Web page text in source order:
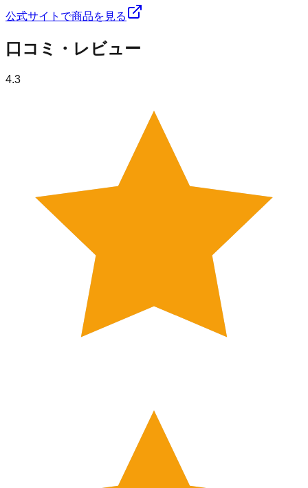
公式サイトで商品を見る
口コミ・レビュー
4.3